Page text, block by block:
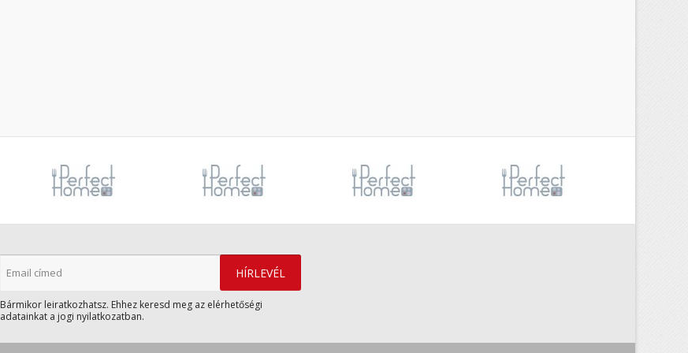
Bármikor leiratkozhatsz. Ehhez keresd meg az elérhetőségi
adatainkat a jogi nyilatkozatban.